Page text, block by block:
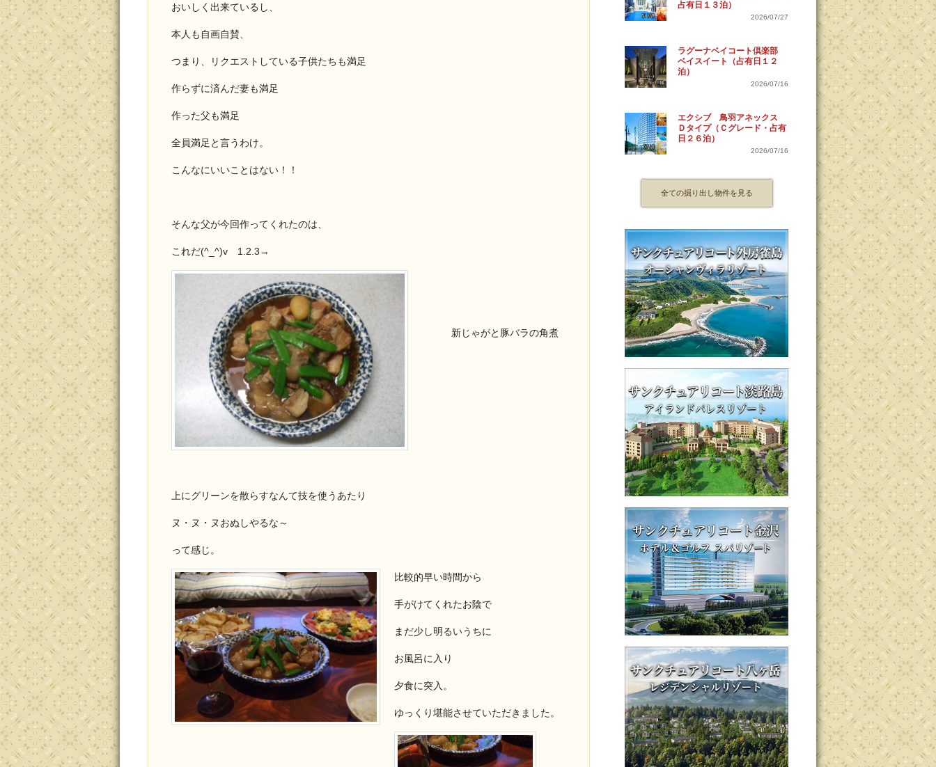
おいしく出来ているし、
本人も自画自賛、
つまり、リクエストしている子供たちも満足
作らずに済んだ妻も満足
作った父も満足
全員満足と言うわけ。
こんなにいいことはない！！
そんな父が今回作ってくれたのは、
これだ(^_^)v 1.2.3→
新じゃがと豚バラの角煮
上にグリーンを散らすなんて技を使うあたり
ヌ・ヌ・ヌおぬしやるな～
って感じ。
比較的早い時間から
手がけてくれたお陰で
まだ少し明るいうちに
お風呂に入り
夕食に突入。
ゆっくり堪能させていただきました。
占有日１３泊）
2026/07/27
ラグーナベイコート倶楽部
ベイスイート（占有日１２
泊）
2026/07/16
エクシブ 鳥羽アネックス
Ｄタイプ（Ｃグレード・占有
日２６泊）
2026/07/16
全ての掘り出し物件を見る